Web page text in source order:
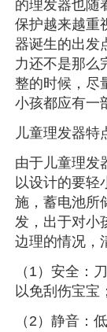
的理发器也随
保护越来越重
器诞生的出发
力还不是那么
整的时候，尽
小孩都应有一
儿童理发器特
由于儿童理发
以设计的要轻
施，蓄电池所
发，出于对小
边理的情况，
（1）安全：
以免刮伤宝宝；
（2）静音：